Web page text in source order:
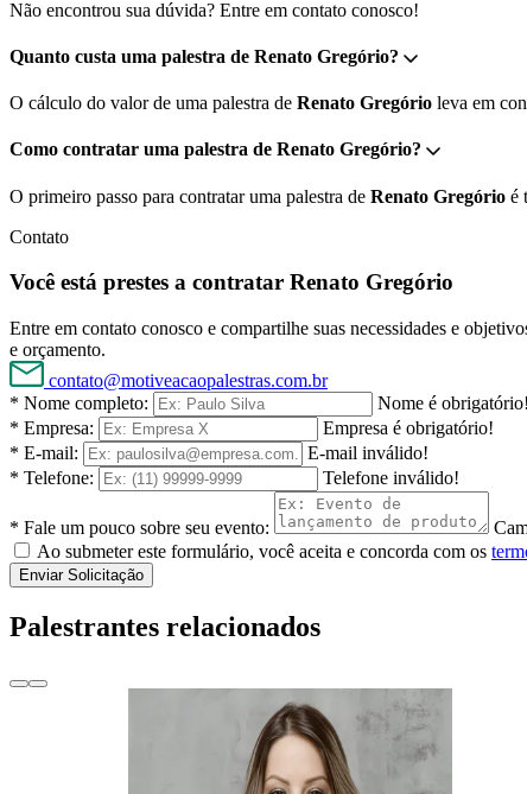
Não encontrou sua dúvida? Entre em contato conosco!
Quanto custa uma palestra de Renato Gregório?
O cálculo do valor de uma palestra de Renato Gregório leva em
Como contratar uma palestra de Renato Gregório?
O primeiro passo para contratar uma palestra de Renato Gregório é
Contato
Você está prestes a contratar Renato Gregório
Entre em contato conosco e compartilhe suas necessidades e
e orçamento.
contato@motiveacaopalestras.com.br
* Nome completo:
Nome é obrigatório!
* Empresa:
Empresa é obrigatório!
* E-mail:
E-mail inválido!
* Telefone:
Telefone inválido!
* Fale um pouco sobre seu evento:
Ao submeter este formulário, você aceita e concorda com os
Enviar Solicitação
Palestrantes relacionados